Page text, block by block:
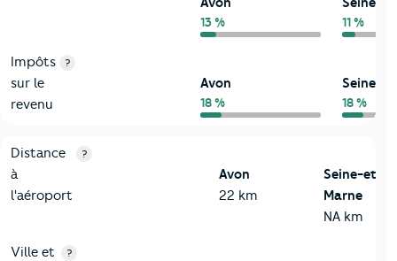
13 % 11 %
Impôts
sur le
revenu
?
Avon
18 %
Seine-
18 %
3-Environnement
Critères Avon
Distance
à
l'aéroport
?
Avon
22 km
Seine-et-
Marne
NA km
Ville et
?